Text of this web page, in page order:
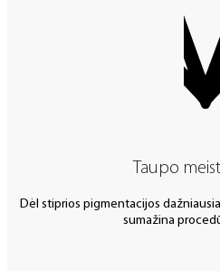
Taupo
Dėl stiprios pigmentacijos
sumažina